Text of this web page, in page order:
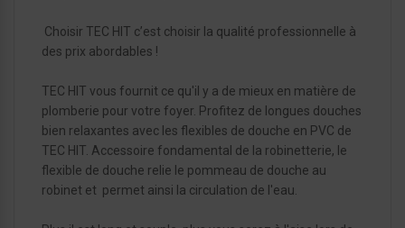
Choisir TEC HIT c’est choisir la qualité professionnelle à
des prix abordables !
TEC HIT vous fournit ce qu'il y a de mieux en matière de
plomberie pour votre foyer. Profitez de longues douches
bien relaxantes avec les flexibles de douche en PVC de
TEC HIT. Accessoire fondamental de la robinetterie, le
flexible de douche relie le pommeau de douche au
robinet et permet ainsi la circulation de l'eau.